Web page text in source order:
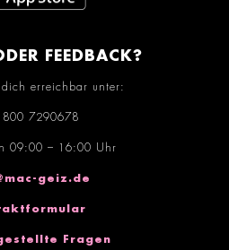
FEEDBACK?
erreichbar unter:
800 7290678
09:00 – 16:00 Uhr
geiz.de
Fragen